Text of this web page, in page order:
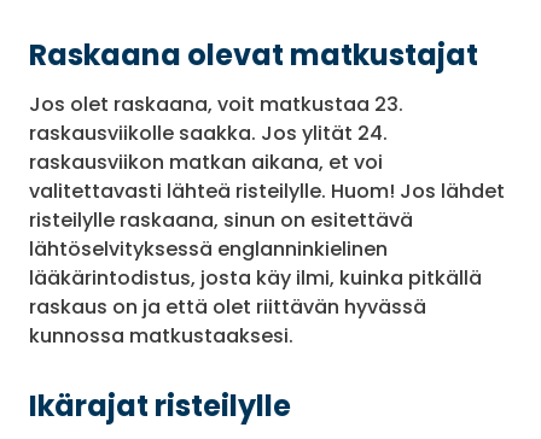
Raskaana olevat matkustajat
Jos olet raskaana, voit matkustaa 23.
raskausviikolle saakka. Jos ylität 24.
raskausviikon matkan aikana, et voi
valitettavasti lähteä risteilylle. Huom! Jos lähdet
risteilylle raskaana, sinun on esitettävä
lähtöselvityksessä englanninkielinen
lääkärintodistus, josta käy ilmi, kuinka pitkällä
raskaus on ja että olet riittävän hyvässä
kunnossa matkustaaksesi.
Ikärajat risteilylle